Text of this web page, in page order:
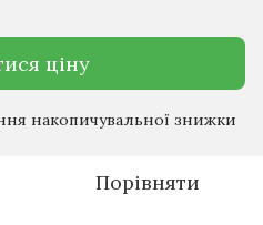
ціну
накопичувальної знижки
Порівняти